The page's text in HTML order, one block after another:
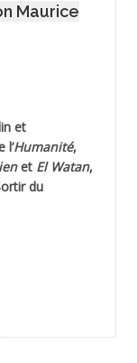
Maurice
et
l’Humanité,
et El Watan,
du